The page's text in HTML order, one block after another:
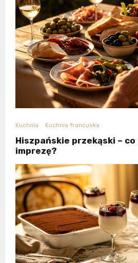
Kuchnia Kuchnia francuska
Hiszpańskie przekąski – co
imprezę?